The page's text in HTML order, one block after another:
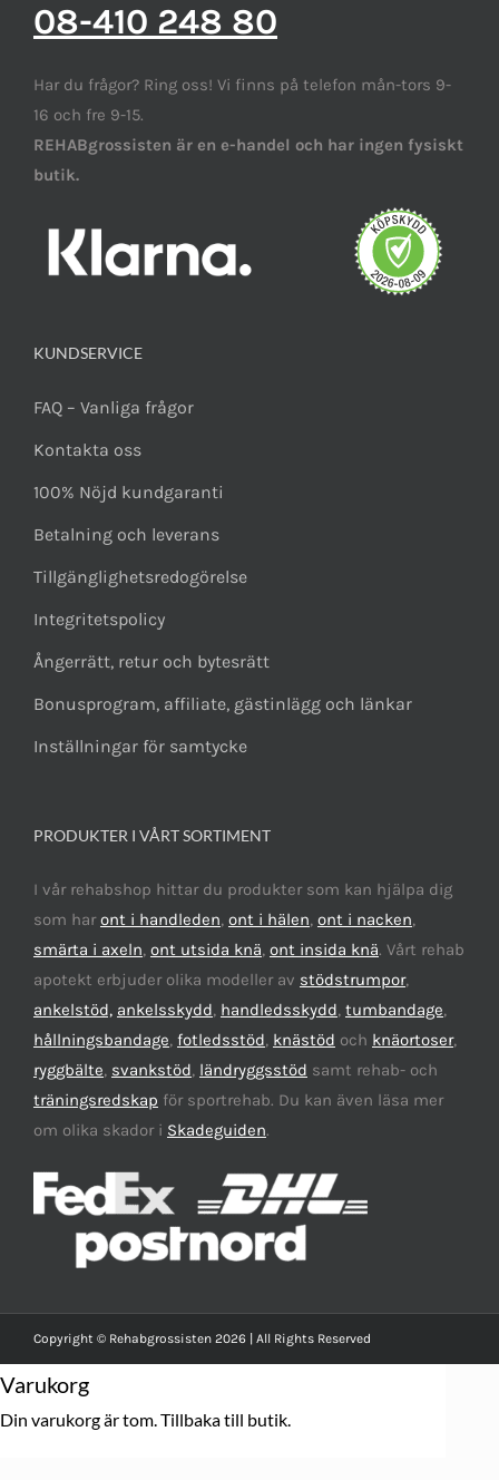
08-410 248 80
Har du frågor? Ring oss! Vi finns på telefon mån-tors 9-
16 och fre 9-15.
REHABgrossisten är en e-handel och har ingen fysiskt
butik.
KUNDSERVICE
FAQ – Vanliga frågor
Kontakta oss
100% Nöjd kundgaranti
Betalning och leverans
Tillgänglighetsredogörelse
Integritetspolicy
Ångerrätt, retur och bytesrätt
Bonusprogram, affiliate, gästinlägg och länkar
Inställningar för samtycke
PRODUKTER I VÅRT SORTIMENT
I vår rehabshop hittar du produkter som kan hjälpa dig
som haront i handleden, ont i hälen, ont i nacken,
smärta i axeln, ont utsida knä, ont insida knä. Vårt rehab
apotekt erbjuder olika modeller av stödstrumpor,
ankelstöd, ankelsskydd, handledsskydd, tumbandage,
hållningsbandage, fotledsstöd, knästöd och knäortoser,
ryggbälte, svankstöd, ländryggsstöd samt rehab- och
träningsredskap för sportrehab. Du kan även läsa mer
om olika skador i Skadeguiden.
Copyright © Rehabgrossisten 2026 | All Rights Reserved
Varukorg
Din varukorg är tom.Tillbaka till butik.